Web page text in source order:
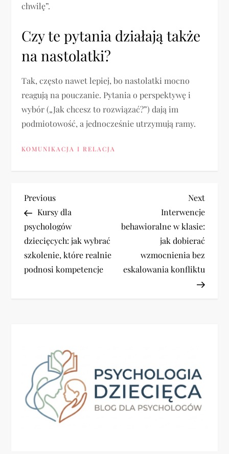
chwilę”.
Czy te pytania działają także
na nastolatki?
Tak, często nawet lepiej, bo nastolatki mocno
reagują na pouczanie. Pytania o perspektywę i
wybór („Jak chcesz to rozwiązać?”) dają im
podmiotowość, a jednocześnie utrzymują ramy.
KOMUNIKACJA I RELACJA
N
a
w
i
a
w
Previous
Post
Previous
Kursy dla
psychologów
dziecięcych: jak wybrać
szkolenie, które realnie
podnosi kompetencje
Next
Post
Next
Interwencje
behawioralne w klasie:
jak dobierać
wzmocnienia bez
eskalowania konfliktu